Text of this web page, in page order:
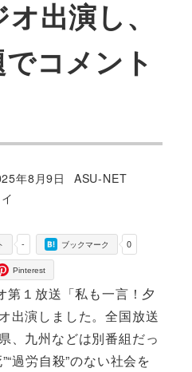
出演し、
コメント
年8月9日
著
ASU-NET
- 0
ブックマーク
Pinterest
第１放送「私も一言！夕
出演しました。全国放送
、九州などは別番組だっ
過労自殺”のない社会を